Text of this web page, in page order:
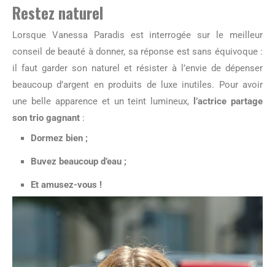
Restez naturel
Lorsque Vanessa Paradis est interrogée sur le meilleur
conseil de beauté à donner, sa réponse est sans équivoque :
il faut garder son naturel et résister à l’envie de dépenser
beaucoup d’argent en produits de luxe inutiles. Pour avoir
une belle apparence et un teint lumineux,
l’actrice partage
son trio gagnant :
Dormez bien ;
Buvez beaucoup d’eau ;
Et amusez-vous !